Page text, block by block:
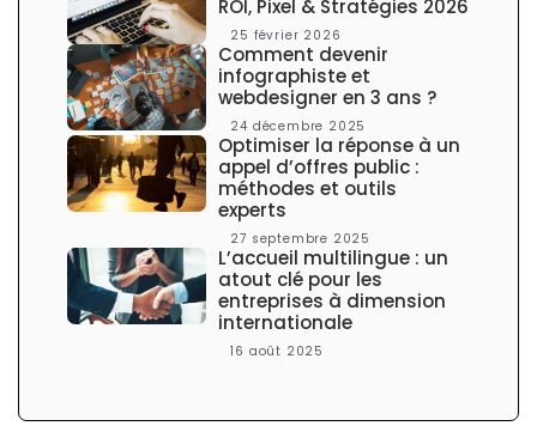
a
e
ROI, Pixel & Stratégies 2026
25 février 2026
Comment devenir
infographiste et
webdesigner en 3 ans ?
24 décembre 2025
Optimiser la réponse à un
appel d’offres public :
méthodes et outils
experts
27 septembre 2025
L’accueil multilingue : un
atout clé pour les
entreprises à dimension
internationale
16 août 2025